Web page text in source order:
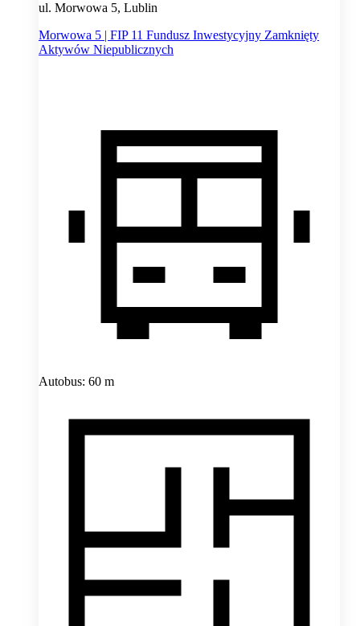
ul. Morwowa 5, Lublin
Morwowa 5 | FIP 11 Fundusz Inwestycyjny Zamknięty
Aktywów Niepublicznych
Autobus: 60 m